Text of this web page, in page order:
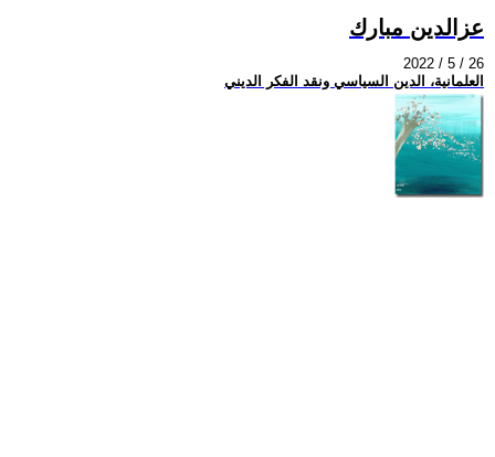
عزالدين مبارك
2022 / 5 / 26
العلمانية، الدين السياسي ونقد الفكر الديني